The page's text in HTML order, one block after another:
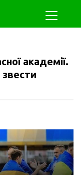
академії.
звести